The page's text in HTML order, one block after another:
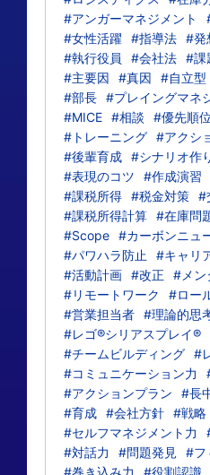
#アンガーマネジメント
#女性活躍 #指導法 #発
#執行役員
#会社法 #課
#主要因
#真因 #自立型
#部長 #プレイングマネ
#MICE #相談 #優先順位
#トレーニング #アクシ
#後輩育成 #シナリオ作
#表現のコツ
#作成演習
#課税所得 #税金対策 #
#課税所得計算 #在庫問
#Scope #カーボンニュ
#パワハラ防止
#キャリ
#活動計画 #改正
#メン
#リモートワーク
#ロー
#営業担当者 #理論的思
#レゴ®シリアスプレイ®
#チームビルディング #
#コミュニケーション力
#アクションプラン
#長
#育成 #会社方針 #戦略
#セルフマネジメント力
#対話力
#問題発見
#フ
#巻き込み力
#役割認識